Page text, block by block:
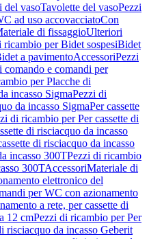
del vasoTavolette del vasoPezzi
ad uso accovacciatoCon
di fissaggioUlteriori
ricambio per Bidet sospesiBidet
a pavimentoAccessoriPezzi
comando e comandi per
per Placche di
incasso SigmaPezzi di
da incasso SigmaPer cassette
di ricambio per Per cassette di
di risciacquo da incasso
di risciacquo da incasso
incasso 300TPezzi di ricambio
300TAccessoriMateriale di
elettronico del
per WC con azionamento
a rete, per cassette di
12 cmPezzi di ricambio per Per
risciacquo da incasso Geberit